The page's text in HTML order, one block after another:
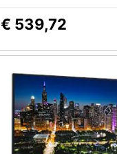
€ 539,72